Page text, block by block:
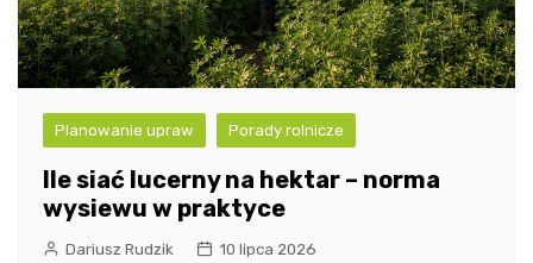
Planowanie upraw Porady rolnicze
Ile siać lucerny na hektar – norma
wysiewu w praktyce
Dariusz Rudzik 10 lipca 2026